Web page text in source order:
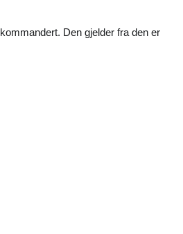
Den gjelder fra den er